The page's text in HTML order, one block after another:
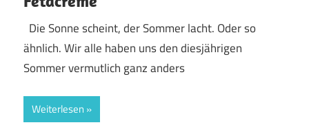
Die Sonne scheint, der Sommer lacht. Oder so
ähnlich. Wir alle haben uns den diesjährigen
Sommer vermutlich ganz anders
Weiterlesen